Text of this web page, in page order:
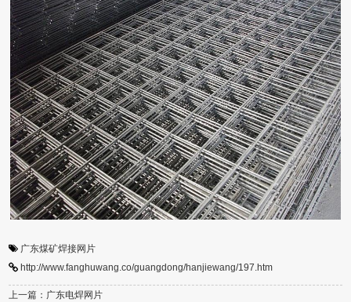
广东煤矿焊接网片
http://www.fanghuwang.co/guangdong/hanjiewang/197.htm
上一篇：广东电焊网片